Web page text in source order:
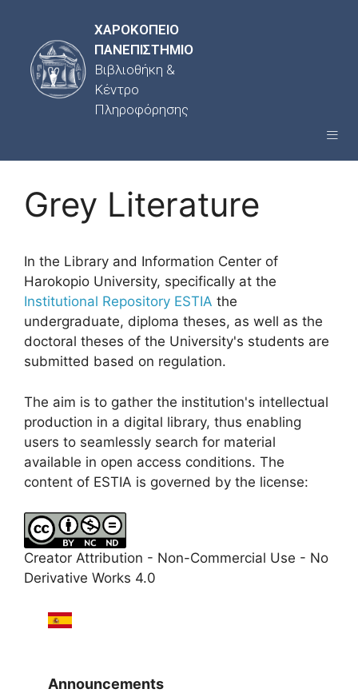
ΧΑΡΟΚΟΠΕΙΟ
ΠΑΝΕΠΙΣΤΗΜΙΟ
Βιβλιοθήκη &
Κέντρο
Πληροφόρησης
Grey Literature
In the Library and Information Center of
Harokopio University, specifically at the
Institutional Repository ESTIA the
undergraduate, diploma theses, as well as the
doctoral theses of the University's students are
submitted based on regulation.
The aim is to gather the institution's intellectual
production in a digital library, thus enabling
users to seamlessly search for material
available in open access conditions. The
content of ESTIA is governed by the license:
Creator Attribution - Non-Commercial Use - No
Derivative Works 4.0
Announcements